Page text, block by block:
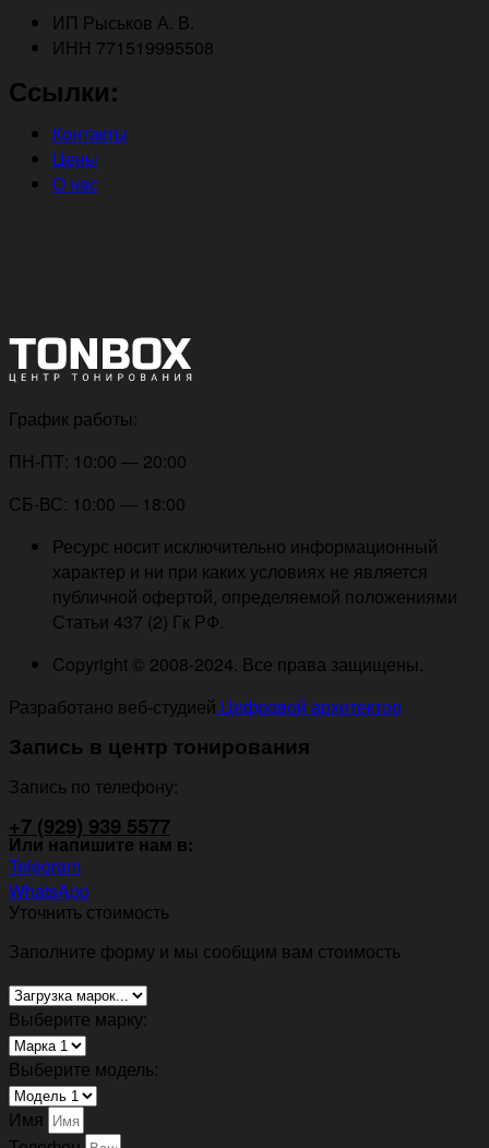
ИП Рыськов А. В.
ИНН 771519995508
Ссылки:
Контакты
Цены
О нас
График работы:
ПН-ПТ: 10:00 — 20:00
СБ-ВС: 10:00 — 18:00
Ресурс носит исключительно информационный
характер и ни при каких условиях не является
публичной офертой, определяемой положениями
Статьи 437 (2) Гк РФ.
Copyright © 2008-2024. Все права защищены.
Разработано веб-студией Цифровой архитектор
Запись в центр тонирования
Запись по телефону:
+7 (929) 939 5577
Или напишите нам в:
Telegram
WhatsApp
Уточнить стоимость
Заполните форму и мы сообщим вам стоимость
Выберите марку:
Выберите модель:
Имя